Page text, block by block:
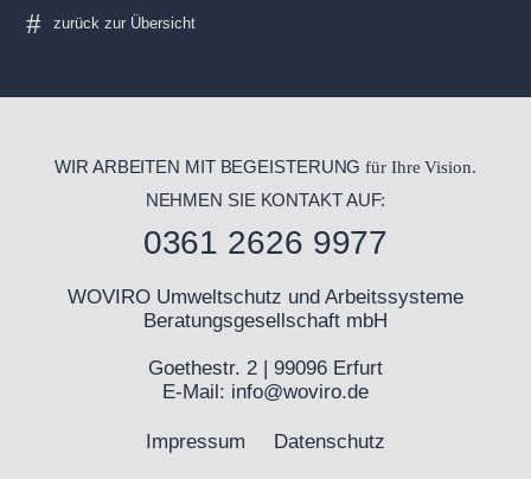
WIR ARBEITEN MIT BEGEISTERUNGfür Ihre Vision.
NEHMEN SIE KONTAKT AUF:
0361 2626 9977
WOVIRO Umweltschutz und Arbeitssysteme
Beratungsgesellschaft mbH
Goethestr. 2 | 99096 Erfurt
E-Mail: info@woviro.de
Impressum Datenschutz